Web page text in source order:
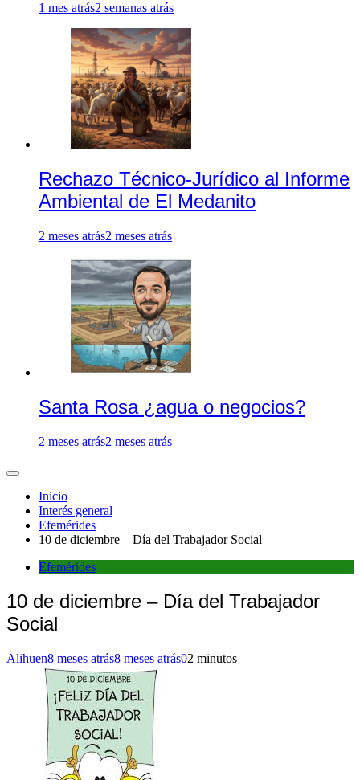
1 mes atrás2 semanas atrás
Rechazo Técnico-Jurídico al Informe
Ambiental de El Medanito
2 meses atrás2 meses atrás
Santa Rosa ¿agua o negocios?
2 meses atrás2 meses atrás
Inicio
Interés general
Efemérides
10 de diciembre – Día del Trabajador Social
Efemérides
10 de diciembre – Día del Trabajador
Social
Alihuen8 meses atrás8 meses atrás02 minutos